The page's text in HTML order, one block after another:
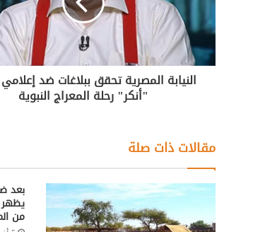
النيابة المصرية تحقق ببلاغات ضد
"أنكر" رحلة المعراج النبوية
مقالات ذات صلة
بعد
من